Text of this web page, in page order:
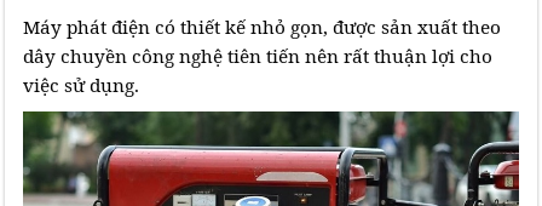
Máy phát điện có thiết kế nhỏ gọn, được sản xuất theo
dây chuyền công nghệ tiên tiến nên rất thuận lợi cho
việc sử dụng.